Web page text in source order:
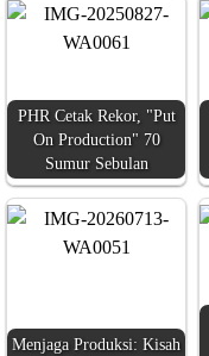
PHR Cetak Rekor, "Put
On Production" 70
Sumur Sebulan
Menjaga Produksi: Kisah